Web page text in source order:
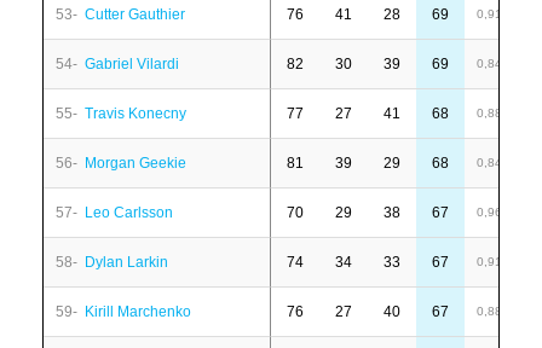
53- Cutter Gauthier 76 41 28 69 0,91
54- Gabriel Vilardi 82 30 39 69 0,84
55- Travis Konecny 77 27 41 68 0,88
56- Morgan Geekie 81 39 29 68 0,84
57- Leo Carlsson 70 29 38 67 0,96
58- Dylan Larkin 74 34 33 67 0,91
59- Kirill Marchenko 76 27 40 67 0,88